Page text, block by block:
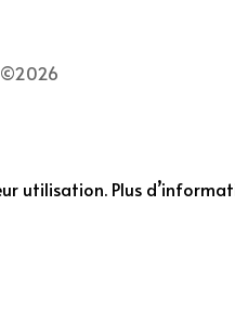
utilisation. Plus